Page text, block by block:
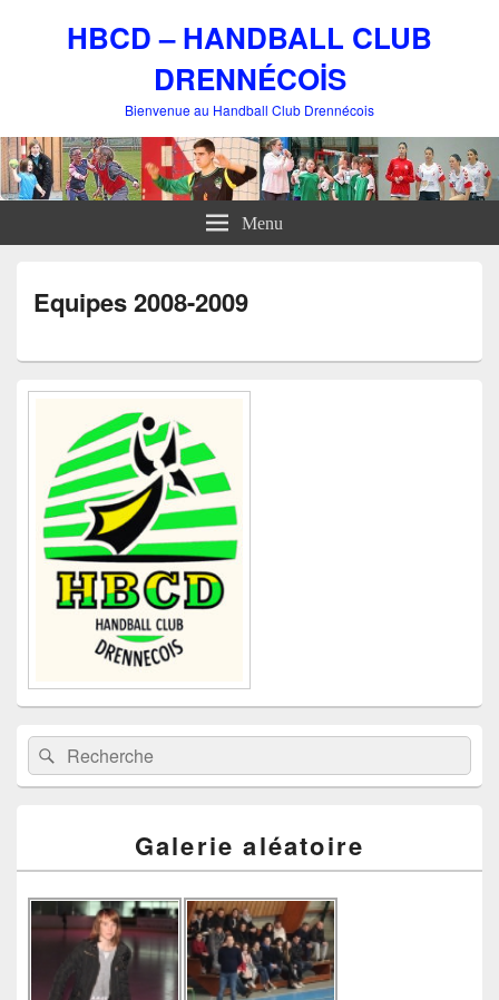
HBCD – HANDBALL CLUB
DRENNÉCOİS
Bienvenue au Handball Club Drennécois
Menu
Equipes 2008-2009
Zone
barre
latérale
Recherche :Rechercher
Galerie aléatoire